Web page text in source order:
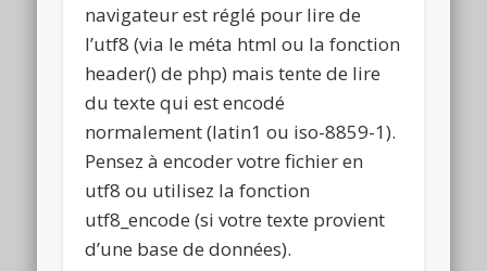
navigateur est réglé pour lire de
l’utf8 (via le méta html ou la fonction
header() de php) mais tente de lire
du texte qui est encodé
normalement (latin1 ou iso-8859-1).
Pensez à encoder votre fichier en
utf8 ou utilisez la fonction
utf8_encode (si votre texte provient
d’une base de données).